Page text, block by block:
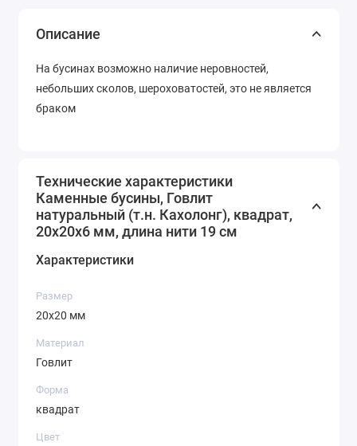
Описание
На бусинах возможно наличие неровностей,
небольших сколов, шероховатостей, это не является
браком
Технические характеристики
Каменные бусины, Говлит
натуральный (т.н. Кахолонг), квадрат,
20х20х6 мм, длина нити 19 см
Характеристики
Размер
20х20 мм
Материал
Говлит
Форма
квадрат
Цвет